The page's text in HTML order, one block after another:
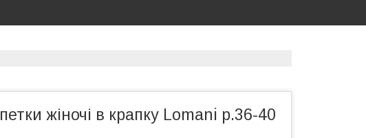
жіночі в крапку Lomani р.36-40